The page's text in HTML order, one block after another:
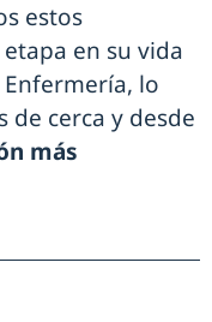
estos
en su vida
lo
de cerca y desde
más